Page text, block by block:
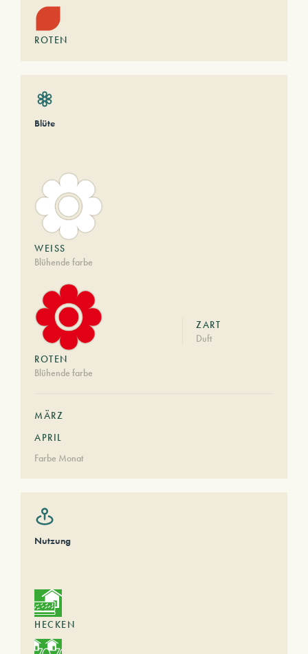
ROTEN
Blüte
WEISS
Blühende farbe
ROTEN
Blühende farbe
ZART
Duft
MÄRZ
APRIL
Farbe Monat
Nutzung
HECKEN